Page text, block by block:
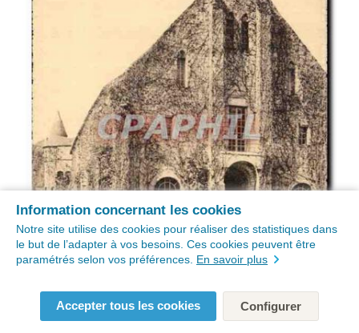
Information concernant les cookies
Notre site utilise des cookies pour réaliser des statistiques dans
le but de l’adapter à vos besoins. Ces cookies peuvent être
paramétrés selon vos préférences. En savoir plus
Accepter tous les cookies Configurer